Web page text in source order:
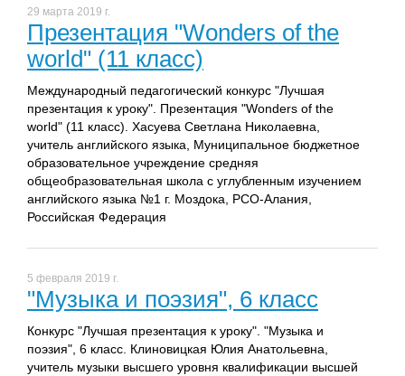
29 марта 2019 г.
Презентация "Wonders of the
world" (11 класс)
Международный педагогический конкурс "Лучшая
презентация к уроку". Презентация "Wonders of the
world" (11 класс). Хасуева Светлана Николаевна,
учитель английского языка, Муниципальное бюджетное
образовательное учреждение средняя
общеобразовательная школа с углубленным изучением
английского языка №1 г. Моздока, РСО-Алания,
Российская Федерация
5 февраля 2019 г.
"Музыка и поэзия", 6 класс
Конкурс "Лучшая презентация к уроку". "Музыка и
поэзия", 6 класс. Клиновицкая Юлия Анатольевна,
учитель музыки высшего уровня квалификации высшей